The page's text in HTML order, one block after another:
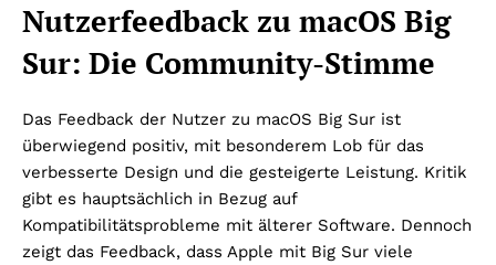
Nutzerfeedback zu macOS Big
Sur: Die Community-Stimme
Das Feedback der Nutzer zu macOS Big Sur ist
überwiegend positiv, mit besonderem Lob für das
verbesserte Design und die gesteigerte Leistung. Kritik
gibt es hauptsächlich in Bezug auf
Kompatibilitätsprobleme mit älterer Software. Dennoch
zeigt das Feedback, dass Apple mit Big Sur viele